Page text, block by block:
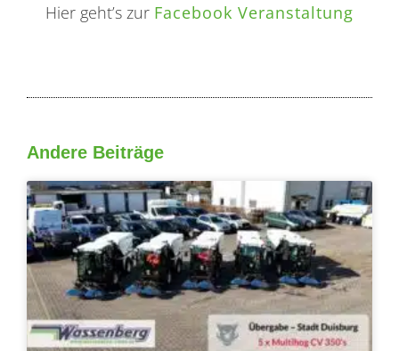
Hier geht’s zur Facebook Veranstaltung
Andere Beiträge
SeiteSeite
SeiteSeiteSeite